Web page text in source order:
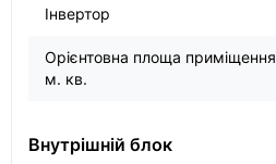
Інвертор
Орієнтовна площа приміщення
м. кв.
Внутрішній блок